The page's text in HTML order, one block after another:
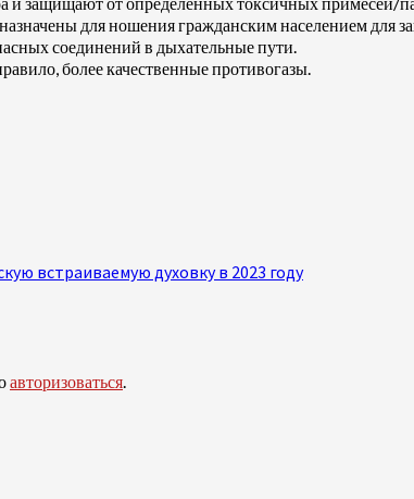
для ношения гражданским населением
соединений в дыхательные пути.
более качественные противогазы.
встраиваемую духовку в 2023 году
авторизоваться